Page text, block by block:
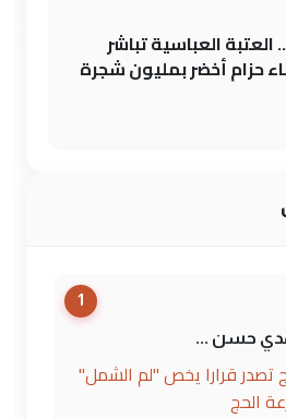
العتبة العباسية تباشر
حزام أخضر بمليون شجرة
1
حسن ...
تصدر قرارا يخص "لم الشمل"
الحج